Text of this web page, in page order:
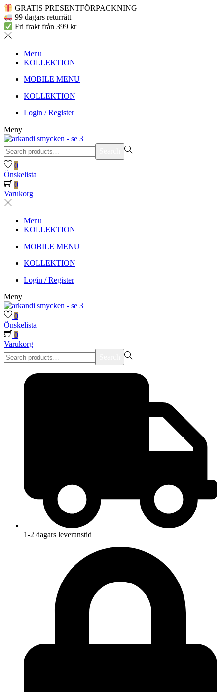
GRATIS PRESENTFÖRPACKNING
99 dagars returrätt
Fri frakt från 399 kr
Menu
KOLLEKTION
MOBILE MENU
KOLLEKTION
Login / Register
Meny
Search
for:>
0
Önskelista
0
Varukorg
Menu
KOLLEKTION
MOBILE MENU
KOLLEKTION
Login / Register
Meny
0
Önskelista
0
Varukorg
Search
for:>
1-2 dagars leveranstid